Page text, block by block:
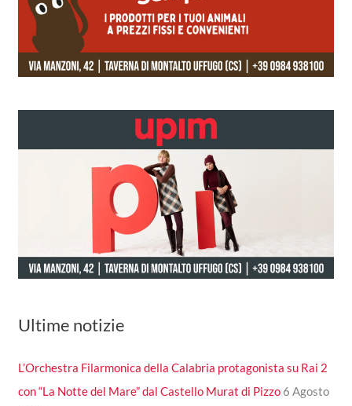
Ultime notizie
L’Orchestra Filarmonica della Calabria protagonista su Rai 2
con “La Notte del Mare” dal Castello Murat di Pizzo 6 Agosto